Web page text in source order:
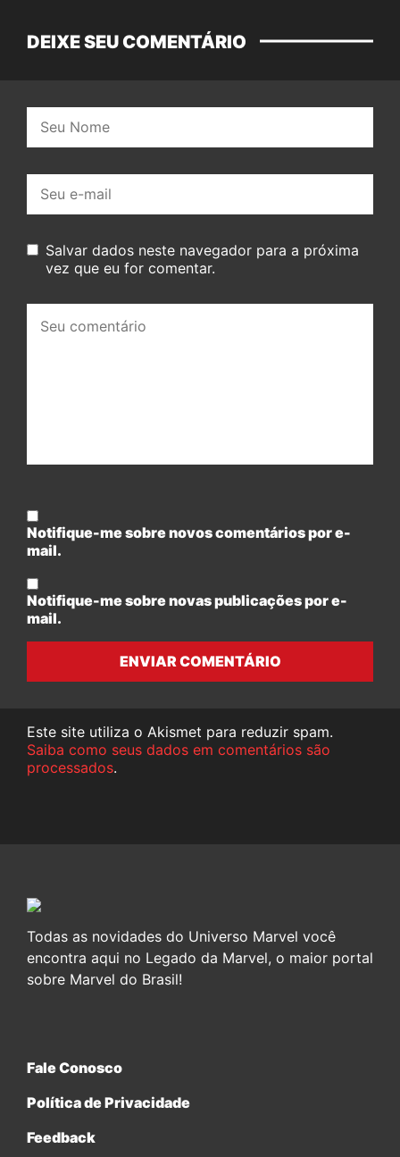
DEIXE SEU COMENTÁRIO
mail:
Salvar dados neste navegador para a próxima
vez que eu for comentar.
comentário:
Notifique-me sobre novos comentários por e-
mail.
Notifique-me sobre novas publicações por e-
mail.
ENVIAR COMENTÁRIO
Este site utiliza o Akismet para reduzir spam.
Saiba como seus dados em comentários são
processados.
Todas as novidades do Universo Marvel você
encontra aqui no Legado da Marvel, o maior portal
sobre Marvel do Brasil!
Fale Conosco
Política de Privacidade
Feedback